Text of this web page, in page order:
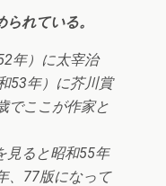
れている。
年）に太宰治
53年）に芥川賞
でここが作家と
見ると昭和55年
、77版になって